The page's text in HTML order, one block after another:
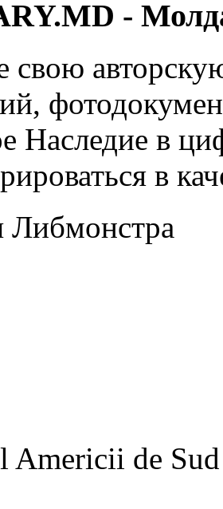
-
свою
Наследие в
в
Либмонстра
Americii de